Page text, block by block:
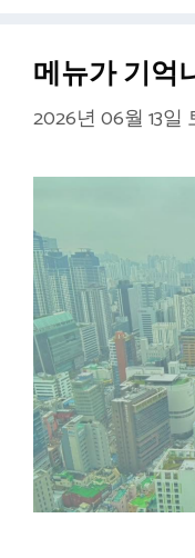
메뉴가 기억
2026년 06월 13일